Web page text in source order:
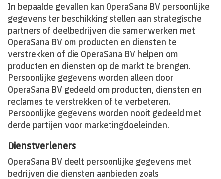
In bepaalde gevallen kan OperaSana BV persoonlijke
gegevens ter beschikking stellen aan strategische
partners of deelbedrijven die samenwerken met
OperaSana BV om producten en diensten te
verstrekken of die OperaSana BV helpen om
producten en diensten op de markt te brengen.
Persoonlijke gegevens worden alleen door
OperaSana BV gedeeld om producten, diensten en
reclames te verstrekken of te verbeteren.
Persoonlijke gegevens worden nooit gedeeld met
derde partijen voor marketingdoeleinden.
Dienstverleners
OperaSana BV deelt persoonlijke gegevens met
bedrijven die diensten aanbieden zoals